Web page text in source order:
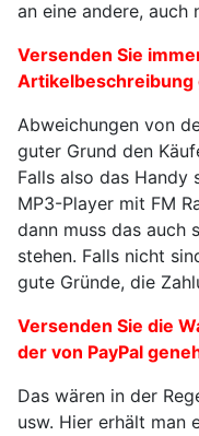
an eine andere, auch
Versenden Sie
Artikelbeschreibung
Abweichungen von
guter Grund den
Falls also das
MP3-Player mit FM
dann muss das auch
stehen. Falls nicht
gute Gründe, die
Versenden Sie die
der von PayPal
Das wären in der
usw. Hier erhält man